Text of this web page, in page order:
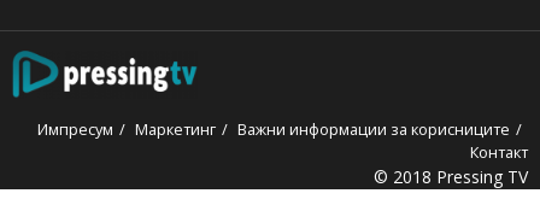
Импресум Маркетинг
Важни информации за корисниците
Контакт
© 2018 Pressing TV